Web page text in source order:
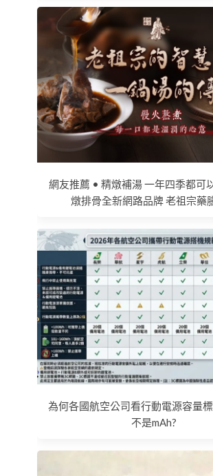
網友推薦 • 精燉補湯 一年四季都可
燉排骨全新網路品牌 老祖宗藥
為何各國航空公司看行動電源容量標
不是mAh?